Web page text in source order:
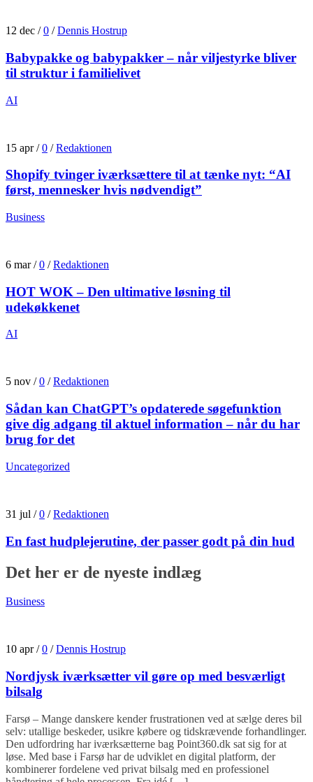
12 dec / 0 / Dennis Hostrup
Babypakke og babypakker – når viljestyrke bliver
til struktur i familielivet
AI
15 apr / 0 / Redaktionen
Shopify tvinger iværksættere til at tænke nyt: “AI
først, mennesker hvis nødvendigt”
Business
6 mar / 0 / Redaktionen
HOT WOK – Den ultimative løsning til
udekøkkenet
AI
5 nov / 0 / Redaktionen
Sådan kan ChatGPT’s opdaterede søgefunktion
give dig adgang til aktuel information – når du har
brug for det
Uncategorized
31 jul / 0 / Redaktionen
En fast hudplejerutine, der passer godt på din hud
Det her er de nyeste indlæg
Business
10 apr / 0 / Dennis Hostrup
Nordjysk iværksætter vil gøre op med besværligt
bilsalg
Farsø – Mange danskere kender frustrationen ved at sælge deres bil
selv: utallige beskeder, usikre købere og tidskrævende forhandlinger.
Den udfordring har iværksætterne bag Point360.dk sat sig for at
løse. Med base i Farsø har de udviklet en digital platform, der
kombinerer fordelene ved privat bilsalg med en professionel